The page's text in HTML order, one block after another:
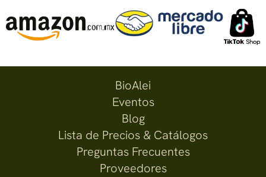
BioAlei
Eventos
Blog
Lista de Precios & Catálogos
Preguntas Frecuentes
Proveedores